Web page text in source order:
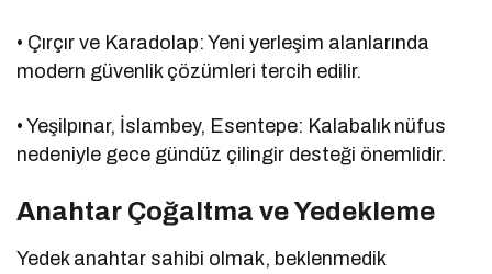
• Çırçır ve Karadolap: Yeni yerleşim alanlarında
modern güvenlik çözümleri tercih edilir.
• Yeşilpınar, İslambey, Esentepe: Kalabalık nüfus
nedeniyle gece gündüz çilingir desteği önemlidir.
Anahtar Çoğaltma ve Yedekleme
Yedek anahtar sahibi olmak, beklenmedik